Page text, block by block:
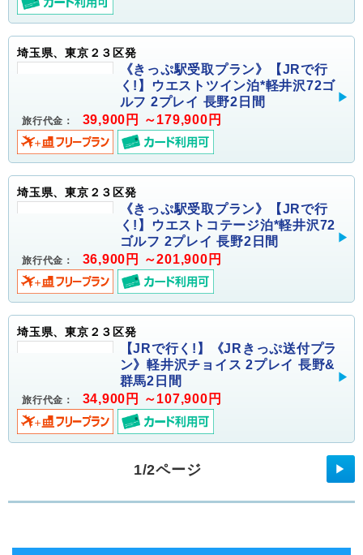
埼玉県、東京２３区発
《きっぷ駅受取プラン》【JRで行
く!】ウエストツイン泊*軽井沢72ゴ
ルフ 2プレイ 長野2日間
旅行代金： 39,900円 ～179,900円
埼玉県、東京２３区発
《きっぷ駅受取プラン》【JRで行
く!】ウエストコテージ泊*軽井沢72
ゴルフ 2プレイ 長野2日間
旅行代金： 36,900円 ～201,900円
埼玉県、東京２３区発
【JRで行く!】《JRきっぷ送付プラ
ン》軽井沢チョイス 2プレイ 長野&
群馬2日間
旅行代金： 34,900円 ～107,900円
1/2ページ ▶